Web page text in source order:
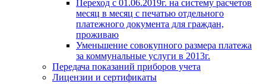
Переход с 01.06.2019г. на систему расчетов
месяц в месяц с печатью отдельного
платежного документа для граждан,
проживаю
Уменьшение совокупного размера платежа
за коммунальные услуги в 2013г.
Передача показаний приборов учета
Лицензии и сертификаты